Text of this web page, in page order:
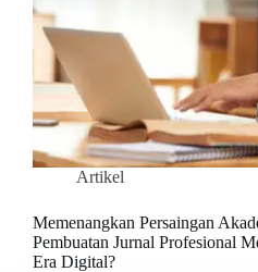
Artikel
Memenangkan Persaingan
Pembuatan Jurnal Profesional
Era Digital?